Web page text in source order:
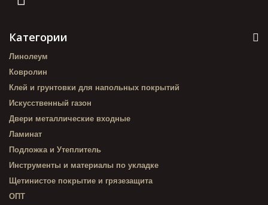
Категории
Линолеум
Ковролин
Клей и грунтовки для напольных покрытий
Искусственный газон
Двери металлические входные
Ламинат
Подложка и Утеплитель
Инструменты и материалы по укладке
Щетинистое покрытие и грязезащита
ОПТ